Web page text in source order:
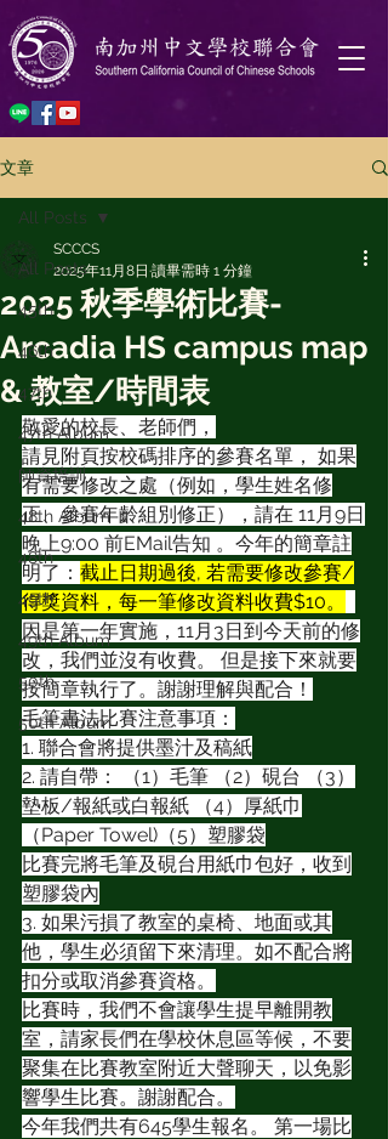
文章
All Posts
45th
46th
47th
47th Album
師資培訓
48th Album
48th
49th
49th Album
50th
50th Album
All Posts
2025 秋季學術比賽-
Arcadia HS campus map
& 教室/時間表
SCCCS
2025年11月8日 讀畢需時 1 分鐘
敬愛的校長、老師們，
請見附頁按校碼排序的參賽名單， 如果
有需要修改之處（例如，學生姓名修
正、參賽年齡組別修正），請在 11月9日
晚上9:00 前EMail告知 。今年的簡章註
明了： 截止日期過後, 若需要修改參賽/
得獎資料，每一筆修改資料收費$10。
因是第一年實施，11月3日到今天前的修
改，我們並沒有收費。 但是接下來就要
按簡章執行了。謝謝理解與配合！
毛筆書法比賽注意事項：
1. 聯合會將提供墨汁及稿紙
2. 請自帶： （1）毛筆 （2）硯台 （3）
墊板/報紙或白報紙 （4）厚紙巾
（Paper Towel)（5）塑膠袋
比賽完將毛筆及硯台用紙巾包好，收到
塑膠袋內
3. 如果污損了教室的桌椅、地面或其
他，學生必須留下來清理。如不配合將
扣分或取消參賽資格。
比賽時，我們不會讓學生提早離開教
室，請家長們在學校休息區等候，不要
聚集在比賽教室附近大聲聊天，以免影
響學生比賽。謝謝配合。
今年我們共有645學生報名。 第一場比